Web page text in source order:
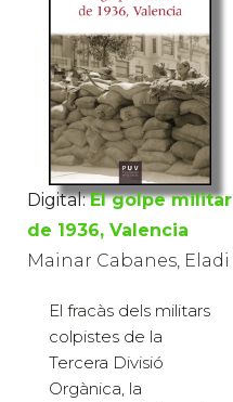
Digital: El golpe militar
de 1936, Valencia
Mainar Cabanes, Eladi
El fracàs dels militars
colpistes de la
Tercera Divisió
Orgànica, la